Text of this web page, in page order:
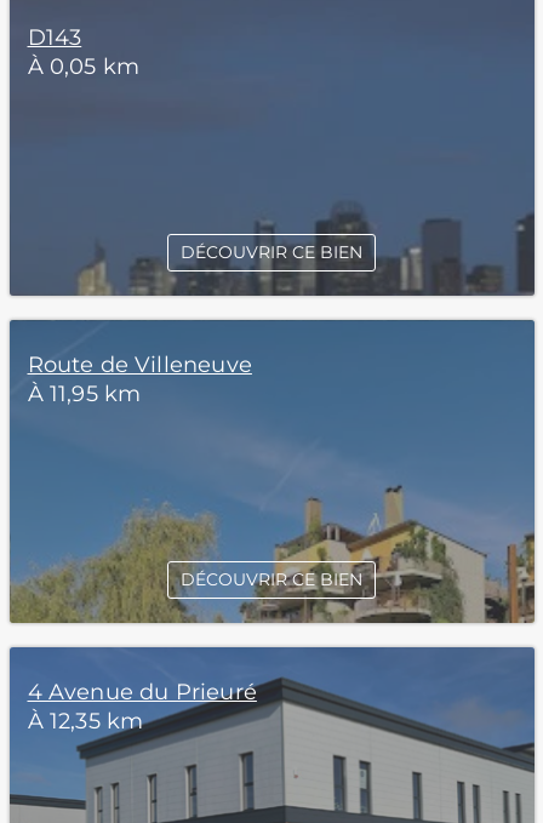
D143
À 0,05 km
DÉCOUVRIR CE BIEN
Route de Villeneuve
À 11,95 km
DÉCOUVRIR CE BIEN
4 Avenue du Prieuré
À 12,35 km